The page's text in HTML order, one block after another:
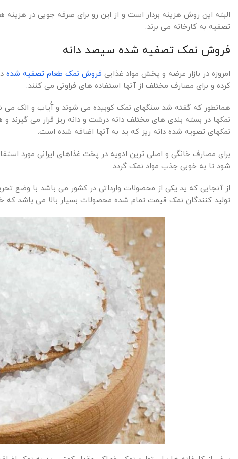
البته این روش هزینه بردار است و از این رو برای صرفه جویی در هزینه
تصفیه به کارخانه می برند.
فروش نمک تصفیه شده سیصد دانه
امروزه در بازار عرضه و پخش مواد غذایی فروش نمک طعام تصفیه شده
کرده و برای مصارف مختلف از آنها استفاده های فراونی می کنند.
همانطور که گفته شد سنگهای نمک کوبیده می شوند و آُیاب و الک می
نمکها در بسته بندی های مختلف دانه درشت و دانه ریز قرار می گیرند
نمکهای تصویه شده دانه ریز که ید به آنها اضافه شده است.
برای مصارف خانگی و اصلی ترین ادویه در پخت غذاهای ایرانی مورد
شود تا به خوبی جذب مواد نمک گردد.
از آنجایی که ید یکی از محصولات وارداتی در کشور می باشد با وضع
تولید کنندگان نمک قیمت تمام شده محصولات بسیار بالا می باشد که